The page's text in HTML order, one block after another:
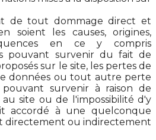
de tout dommage direct et
soient les causes, origines,
en ce y compris
pouvant survenir du fait de
sur le site, les pertes de
données ou tout autre perte
survenir à raison de
site ou de l'impossibilité d'y
accordé à une quelconque
directement ou indirectement